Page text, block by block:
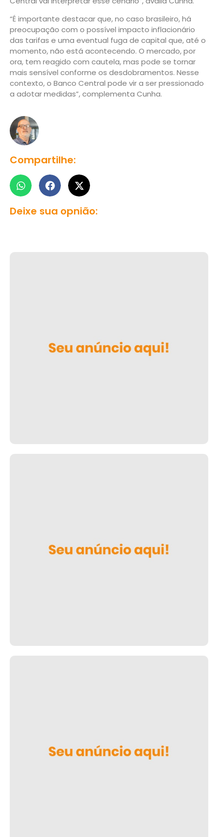
“É importante destacar que, no caso brasileiro, há
preocupação com o possível impacto inflacionário
das tarifas e uma eventual fuga de capital que, até o
momento, não está acontecendo. O mercado, por
ora, tem reagido com cautela, mas pode se tornar
mais sensível conforme os desdobramentos. Nesse
contexto, o Banco Central pode vir a ser pressionado
a adotar medidas”, complementa Cunha.
Compartilhe:
Deixe sua opnião: